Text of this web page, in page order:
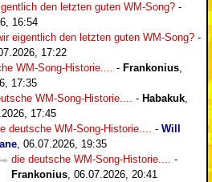
den letzten guten WM-Song? -
16:54
eigentlich den letzten guten WM-Song? -
17:22
WM-Song-Historie.... - Frankonius,
17:35
WM-Song-Historie.... - Habakuk,
17:45
deutsche WM-Song-Historie.... - Will
, 06.07.2026, 19:35
die deutsche WM-Song-Historie.... -
Frankonius, 06.07.2026, 20:41